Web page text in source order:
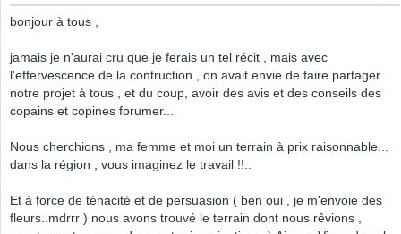
bonjour à tous ,
jamais je n'aurai cru que je ferais un tel récit , mais avec
l'effervescence de la contruction , on avait envie de faire partager
notre projet à tous , et du coup, avoir des avis et des conseils des
copains et copines forumer...
Nous cherchions , ma femme et moi un terrain à prix raisonnable...
dans la région , vous imaginez le travail !!..
Et à force de ténacité et de persuasion ( ben oui , je m'envoie des
fleurs..mdrrr ) nous avons trouvé le terrain dont nous rêvions ,